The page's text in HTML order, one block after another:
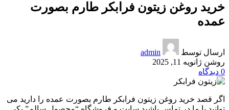
خرید روغن زیتون فرابکر طارم بصورت
عمده
ارسال توسط
admin
روشن ژانویه 11, 2025
0 دیدگاه
اگر قصد خرید روغن زیتون فرابکر طارم بصورت عمده را دارید می